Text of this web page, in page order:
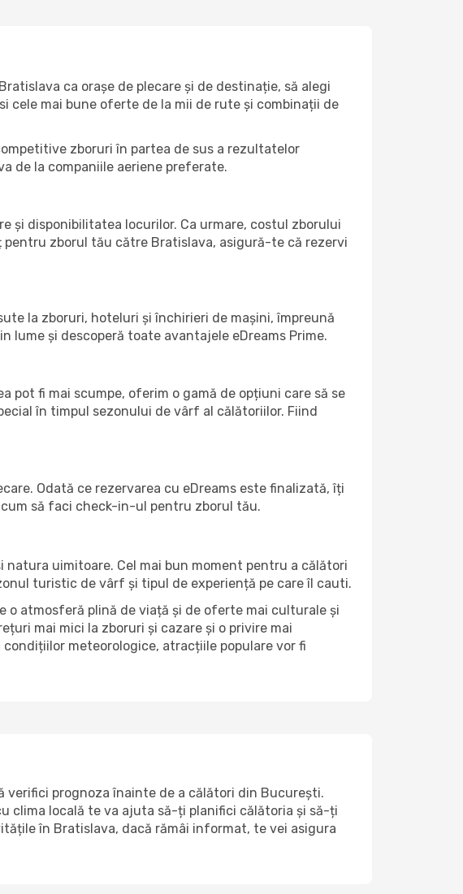
ca orașe de plecare și de destinație, să alegi
cele mai bune oferte de la mii de rute și combinații de
zboruri în partea de sus a rezultatelor
de la companiile aeriene preferate.
și disponibilitatea locurilor. Ca urmare, costul zborului
zborul tău către Bratislava, asigură-te că rezervi
la zboruri, hoteluri și închirieri de mașini, împreună
și descoperă toate avantajele eDreams Prime.
pot fi mai scumpe, oferim o gamă de opțiuni care să se
în timpul sezonului de vârf al călătoriilor. Fiind
Odată ce rezervarea cu eDreams este finalizată, îți
să faci check-in-ul pentru zborul tău.
uimitoare. Cel mai bun moment pentru a călători
turistic de vârf și tipul de experiență pe care îl cauti.
atmosferă plină de viață și de oferte mai culturale și
mai mici la zboruri și cazare și o privire mai
meteorologice, atracțiile populare vor fi
verifici prognoza înainte de a călători din București.
clima locală te va ajuta să-ți planifici călătoria și să-ți
în Bratislava, dacă rămâi informat, te vei asigura